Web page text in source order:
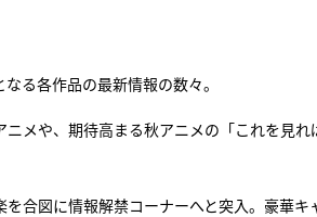
る各作品の最新情報の数々。
メや、期待高まる秋アニメの「これを見れ
合図に情報解禁コーナーへと突入。豪華キ